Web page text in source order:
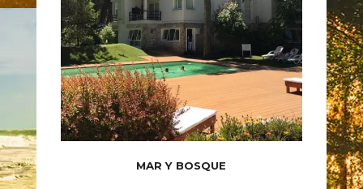
MAR Y BOSQUE